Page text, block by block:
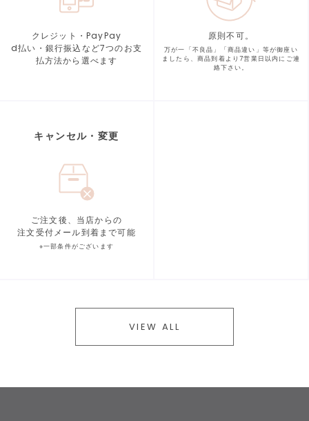
クレジット・PayPay
d払い・銀行振込など7つのお支
払方法から選べます
原則不可。
万が一「不良品」「商品違い」等が御座い
ましたら、商品到着より7営業日以内にご連
絡下さい。
キャンセル・変更
ご注文後、当店からの
注文受付メール到着まで可能
※一部条件がございます
VIEW ALL